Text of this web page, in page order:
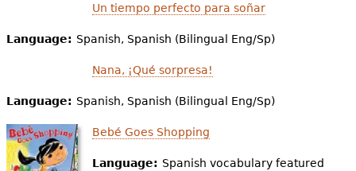
Un tiempo perfecto para soñar
Language: Spanish, Spanish (Bilingual Eng/Sp)
Nana, ¡Qué sorpresa!
Language: Spanish, Spanish (Bilingual Eng/Sp)
Bebé Goes Shopping
Language: Spanish vocabulary featured